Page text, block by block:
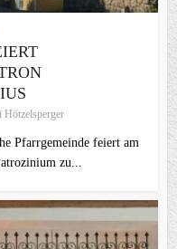
Hötzelsperger
Pfarrgemeinde feiert am
zu...